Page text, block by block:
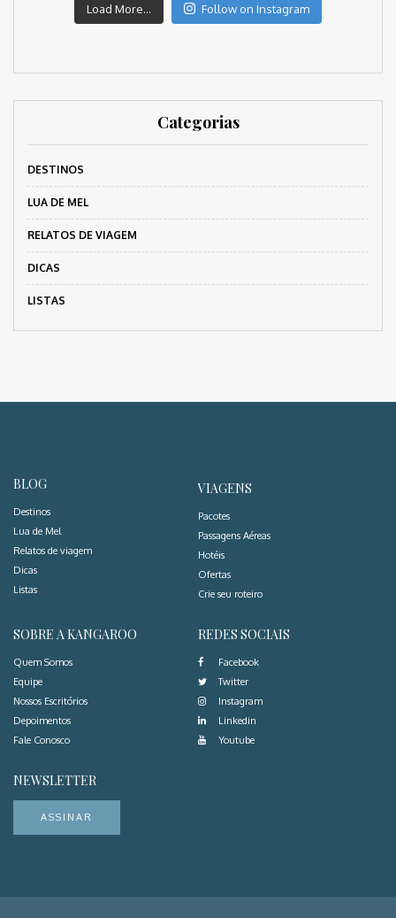
Load More... Follow on Instagram
Categorias
DESTINOS
LUA DE MEL
RELATOS DE VIAGEM
DICAS
LISTAS
BLOG
Destinos
Lua de Mel
Relatos de viagem
Dicas
Listas
VIAGENS
Pacotes
Passagens Aéreas
Hotéis
Ofertas
Crie seu roteiro
SOBRE A KANGAROO
Quem Somos
Equipe
Nossos Escritórios
Depoimentos
Fale Conosco
REDES SOCIAIS
Facebook
Twitter
Instagram
Linkedin
Youtube
NEWSLETTER
ASSINAR